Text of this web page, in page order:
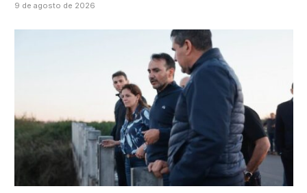
9 de agosto de 2026